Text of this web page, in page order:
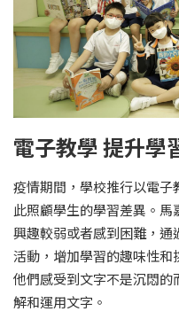
電子教學 提升學
疫情期間，學校推行以電
此照顧學生的學習差異。
興趣較弱或者感到困難，
活動，增加學習的趣味性
他們感受到文字不是沉悶
解和運用文字。